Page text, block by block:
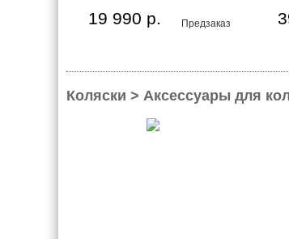
Предзаказ
19 990 р.
Коляски > Аксессуары для